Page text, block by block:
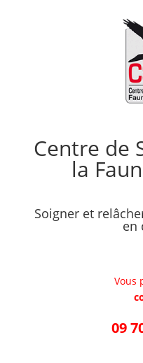
Centre de
la
Soigner et
en
Vous
09